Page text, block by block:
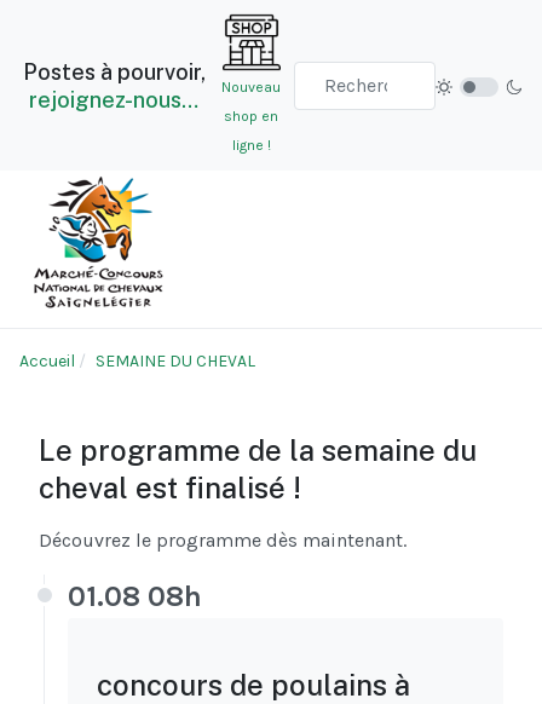
Postes à pourvoir,
rejoignez-nous…
Nouveau
shop en
ligne !
Accueil SEMAINE DU CHEVAL
Le programme de la semaine du
cheval est finalisé !
Découvrez le programme dès maintenant.
01.08 08h
concours de poulains à